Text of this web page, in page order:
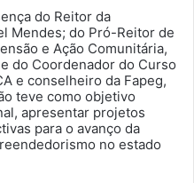
do Reitor da
Mendes; do Pró-Reitor de
e Ação Comunitária,
do Coordenador do Curso
e conselheiro da Fapeg,
teve como objetivo
apresentar projetos
para o avanço da
no estado